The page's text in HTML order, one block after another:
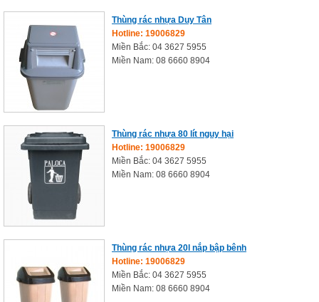
Thùng rác nhựa Duy Tân
Hotline: 19006829
Miền Bắc: 04 3627 5955
Miền Nam: 08 6660 8904
Thùng rác nhựa 80 lít nguy hại
Hotline: 19006829
Miền Bắc: 04 3627 5955
Miền Nam: 08 6660 8904
Thùng rác nhựa 20l nắp bập bênh
Hotline: 19006829
Miền Bắc: 04 3627 5955
Miền Nam: 08 6660 8904